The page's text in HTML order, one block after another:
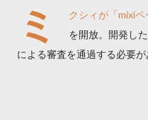
ミ
クシィが「mixi
を開放。開発し
による審査を通過する必要が